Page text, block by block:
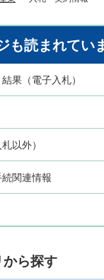
も読まれてい
果（電子入札）
以外）
関連情報
から探す